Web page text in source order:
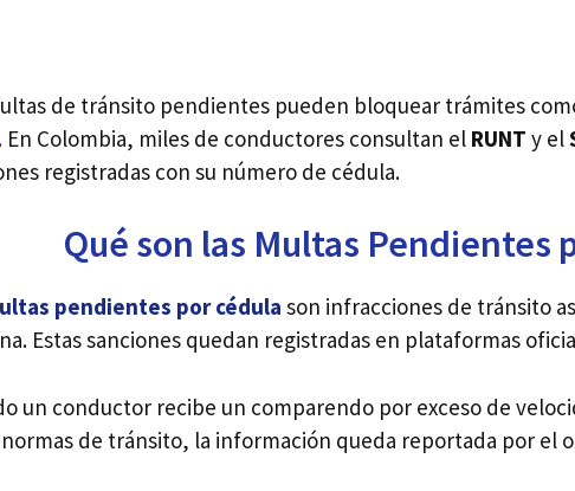
de tránsito pendientes pueden bloquear trámites
. En Colombia, miles de conductores consultan el RUNT y el
registradas con su número de cédula.
Qué son las Multas Pendientes
pendientes por cédula son infracciones de tránsito
Estas sanciones quedan registradas en plataformas
un conductor recibe un comparendo por exceso de
de tránsito, la información queda reportada por el